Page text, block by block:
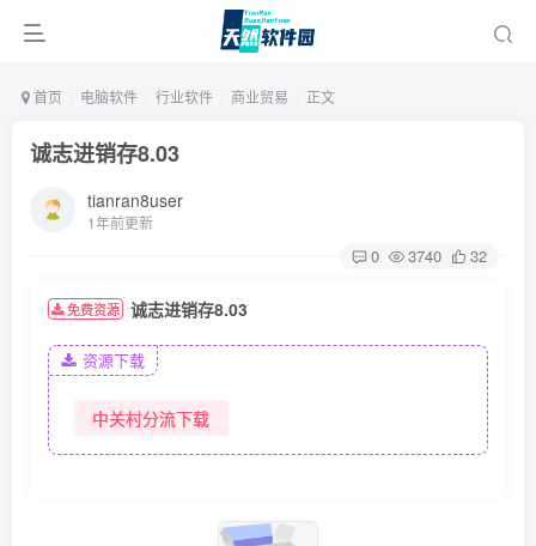
首页 电脑软件 行业软件 商业贸易 正文
诚志进销存8.03
tianran8user
1年前更新
0 3740 32
免费资源 诚志进销存8.03
资源下载
中关村分流下载